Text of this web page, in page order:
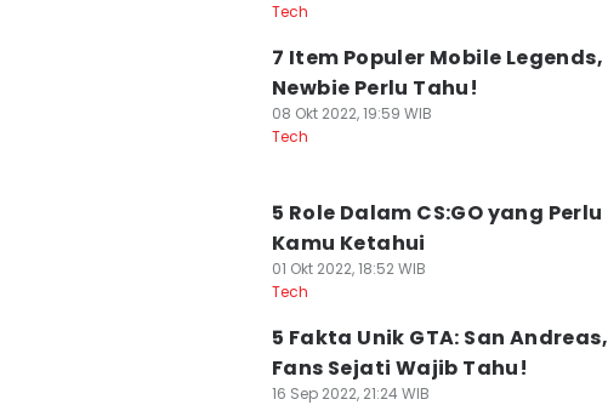
Tech
7 Item Populer Mobile Legends,
Newbie Perlu Tahu!
08 Okt 2022, 19:59 WIB
Tech
5 Role Dalam CS:GO yang Perlu
Kamu Ketahui
01 Okt 2022, 18:52 WIB
Tech
5 Fakta Unik GTA: San Andreas,
Fans Sejati Wajib Tahu!
16 Sep 2022, 21:24 WIB